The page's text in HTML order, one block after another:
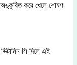
অঙ্কুরিত করে খেলে শোষণ
সি দিলে এই